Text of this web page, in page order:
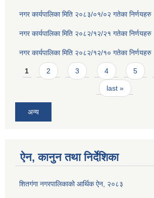
नगर कार्यपालिका मिति २०८३/०१/०२ गतेका
नगर कार्यपालिका मिति २०८२/१२/२१ गतेका
नगर कार्यपालिका मिति २०८२/१२/१० गतेका
Pages
1 2 3 4 5
last »
अन्य
ऐन, कानुन तथा निर्देशिका
शितगंगा नगरपालिकाको आर्थिक ऐन, २०८३